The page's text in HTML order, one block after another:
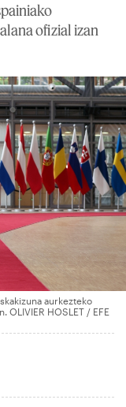
ofizial izan
aurkezteko
OLIVIER HOSLET / EFE